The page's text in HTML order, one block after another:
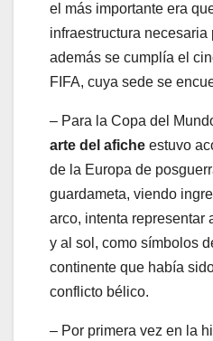
el más importante era
infraestructura necesaria
además se cumplía el
FIFA, cuya sede se
– Para la Copa del
arte del afiche estuvo
de la Europa de
guardameta, viendo
arco, intenta representar
y al sol, como símbolos
continente que había
conflicto bélico.
– Por primera vez en la